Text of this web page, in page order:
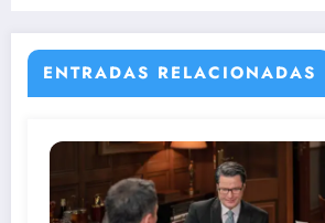
ENTRADAS RELACIONADAS